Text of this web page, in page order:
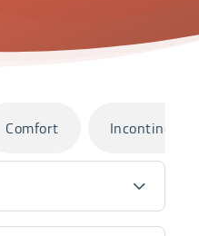
Comfort Incontinentie